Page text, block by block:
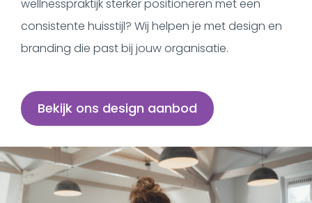
wellnesspraktijk sterker positioneren met een
consistente huisstijl? Wij helpen je met design en
branding die past bij jouw organisatie.
Bekijk ons design aanbod